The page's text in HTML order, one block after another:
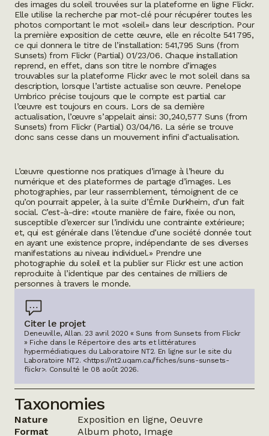
des images du soleil trouvées sur la plateforme en ligne Flickr.
Elle utilise la recherche par mot-clé pour récupérer toutes les
photos comportant le mot «soleil» dans leur description. Pour
la première exposition de cette œuvre, elle en récolte 541 795,
ce qui donnera le titre de l’installation: 541,795 Suns (from
Sunsets) from Flickr (Partial) 01/23/06. Chaque installation
reprend, en effet, dans son titre le nombre d’images
trouvables sur la plateforme Flickr avec le mot soleil dans sa
description, lorsque l’artiste actualise son œuvre. Penelope
Umbrico précise toujours que le compte est partial car
l’œuvre est toujours en cours. Lors de sa dernière
actualisation, l’œuvre s’appelait ainsi: 30,240,577 Suns (from
Sunsets) from Flickr (Partial) 03/04/16. La série se trouve
donc sans cesse dans un mouvement infini d’actualisation.
L’œuvre questionne nos pratiques d’image à l’heure du
numérique et des plateformes de partage d’images. Les
photographies, par leur rassemblement, témoignent de ce
qu’on pourrait appeler, à la suite d’Émile Durkheim, d’un fait
social. C’est-à-dire: «toute manière de faire, fixée ou non,
susceptible d’exercer sur l’individu une contrainte extérieure;
et, qui est générale dans l’étendue d’une société donnée tout
en ayant une existence propre, indépendante de ses diverses
manifestations au niveau individuel.» Prendre une
photographie du soleil et la publier sur Flickr est une action
reproduite à l’identique par des centaines de milliers de
personnes à travers le monde.
Citer le projet
Deneuville, Allan. 23 avril 2020 « Suns from Sunsets from Flickr
» Fiche dans le Répertoire des arts et littératures
hypermédiatiques du Laboratoire NT2. En ligne sur le site du
Laboratoire NT2. <https://nt2.uqam.ca//fiches/suns-sunsets-
flickr>. Consulté le 08 août 2026.
Taxonomies
Nature
Exposition en ligne, Oeuvre
Format
Album photo, Image